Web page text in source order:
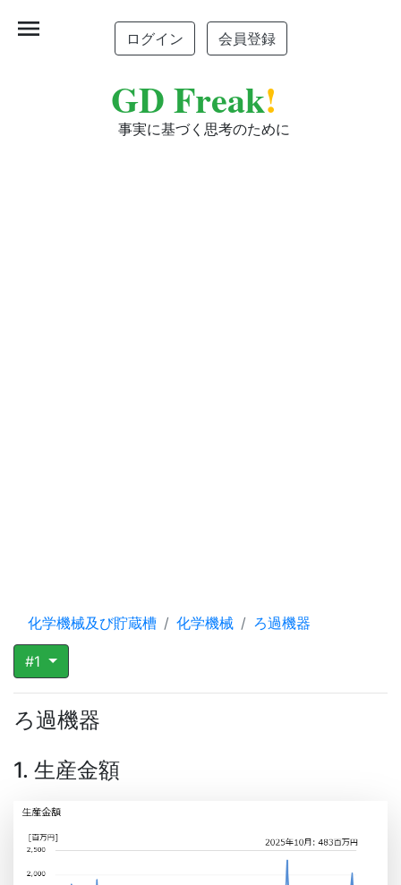
ログイン 会員登録
GD Freak!
事実に基づく思考のために
menu
化学機械及び貯蔵槽 化学機械 ろ過機器
#1
ろ過機器
1. 生産金額